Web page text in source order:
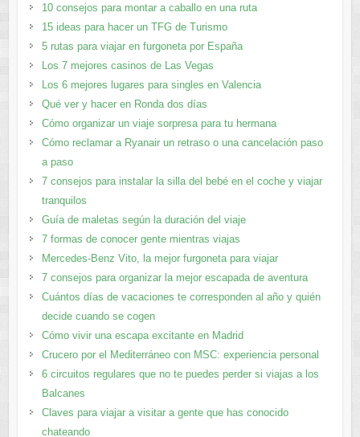
10 consejos para montar a caballo en una ruta
15 ideas para hacer un TFG de Turismo
5 rutas para viajar en furgoneta por España
Los 7 mejores casinos de Las Vegas
Los 6 mejores lugares para singles en Valencia
Qué ver y hacer en Ronda dos días
Cómo organizar un viaje sorpresa para tu hermana
Cómo reclamar a Ryanair un retraso o una cancelación paso
a paso
7 consejos para instalar la silla del bebé en el coche y viajar
tranquilos
Guía de maletas según la duración del viaje
7 formas de conocer gente mientras viajas
Mercedes-Benz Vito, la mejor furgoneta para viajar
7 consejos para organizar la mejor escapada de aventura
Cuántos días de vacaciones te corresponden al año y quién
decide cuando se cogen
Cómo vivir una escapa excitante en Madrid
Crucero por el Mediterráneo con MSC: experiencia personal
6 circuitos regulares que no te puedes perder si viajas a los
Balcanes
Claves para viajar a visitar a gente que has conocido
chateando